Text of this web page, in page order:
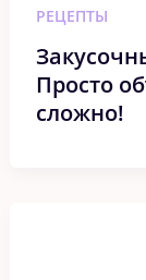
РЕЦЕПТЫ
Просто
сложно!